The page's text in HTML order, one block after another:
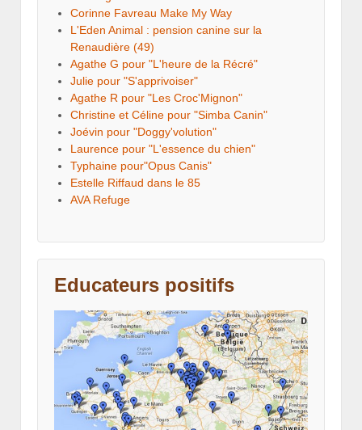
Corinne Favreau Make My Way
L'Eden Animal : pension canine sur la
Renaudière (49)
Agathe G pour "L'heure de la Récré"
Julie pour "S'apprivoiser"
Agathe R pour "Les Croc'Mignon"
Christine et Céline pour "Simba Canin"
Joévin pour "Doggy'volution"
Laurence pour "L'essence du chien"
Typhaine pour"Opus Canis"
Estelle Riffaud dans le 85
AVA Refuge
Educateurs positifs